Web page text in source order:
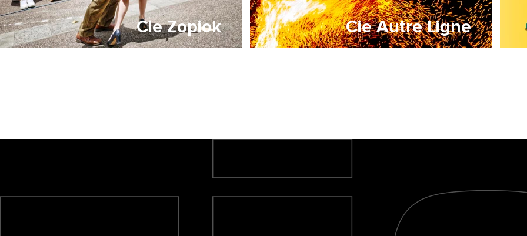
Cie Zopiok Cie Autre Ligne